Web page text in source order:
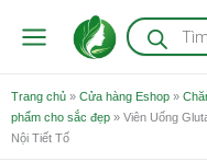
Tìm
kiếm
sản
Trang chủ » Cửa hàng Eshop »
phẩm cho sắc đẹp » Viên Uống
Nội Tiết Tố